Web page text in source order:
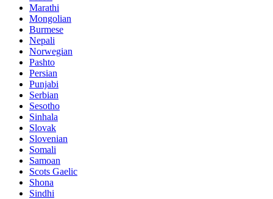
Marathi
Mongolian
Burmese
Nepali
Norwegian
Pashto
Persian
Punjabi
Serbian
Sesotho
Sinhala
Slovak
Slovenian
Somali
Samoan
Scots Gaelic
Shona
Sindhi